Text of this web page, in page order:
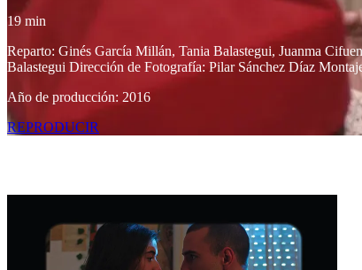
19 min
Reparto: Ginés García Millán, Tania Balastegui, Juanma
Balastegui Dirección de Fotografía: Pilar Sánchez Díaz
Año de producción: 2016
REPRODUCIR